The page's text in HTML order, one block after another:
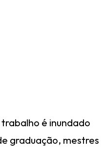
é inundado
graduação, mestres